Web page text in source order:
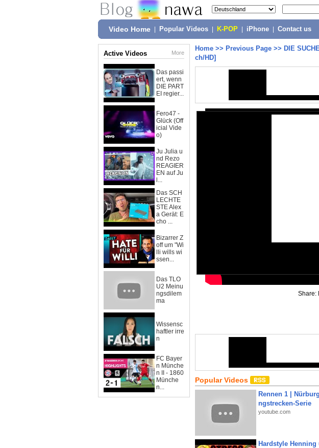
Video Home Popular Videos K-POP iPhone Contact us
Active Videos More
Das passi
ert, wenn
DIE PART
EI regier...
Fero47 -
Glück (Off
icial Vide
o)
Ju Julia u
nd Rezo
REAGIER
EN auf Ju
l...
Das SCH
LECHTE
STE Alex
a Gerät: E
cho ...
Bizarrer Z
off um "Wi
lli wills wi
ssen...
Das TLO
U2 Meinu
ngsdilem
ma
Wissensc
haftler irre
n
FC Bayer
n Münche
n II - 1860
Münche
n...
Home >> Previous Page >> DIE
ch/HD]
Share:
Popular Videos
Rennen 1 |
ngstrecken-Serie
youtube.com
Hardstyle Henning